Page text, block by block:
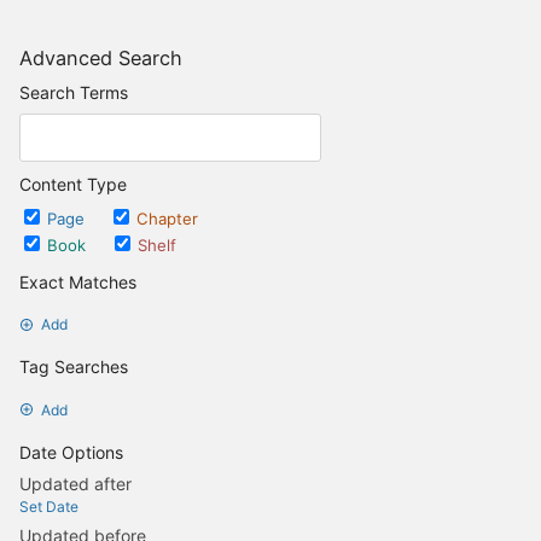
Advanced Search
Search Terms
Content Type
Page
Chapter
Book
Shelf
Exact Matches
Add
Tag Searches
Add
Date Options
Updated after
Set Date
Updated before